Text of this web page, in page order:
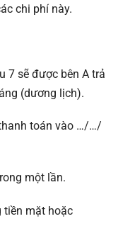
chi phí này.
7 sẽ được bên A trả
(dương lịch).
toán vào …/…/
một lần.
tiền mặt hoặc